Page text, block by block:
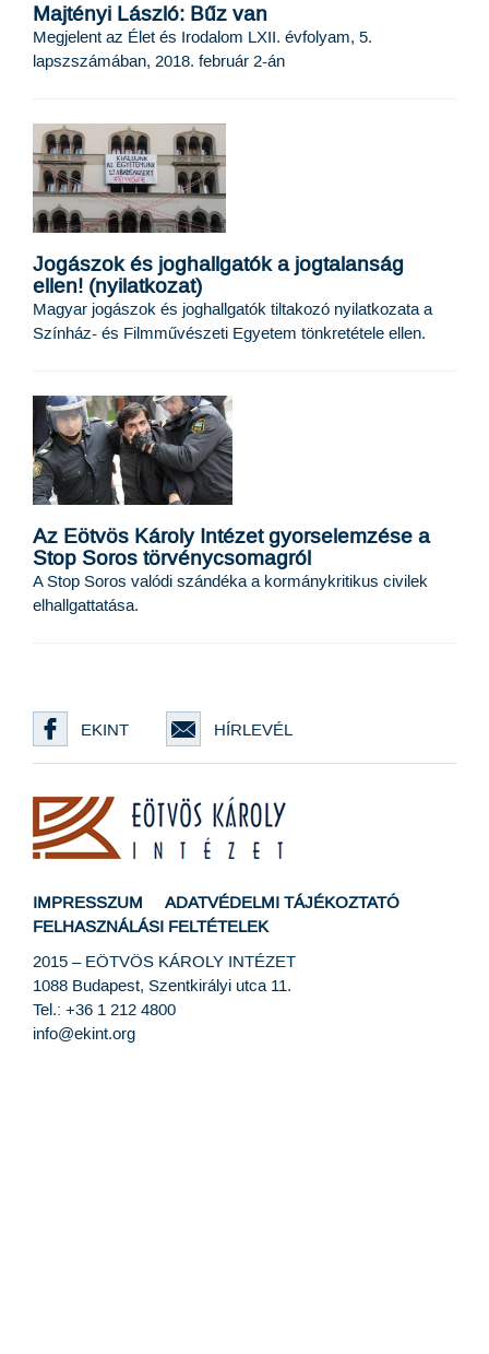
Majtényi László: Bűz van
Megjelent az Élet és Irodalom LXII. évfolyam, 5.
lapszszámában, 2018. február 2-án
Jogászok és joghallgatók a jogtalanság
ellen! (nyilatkozat)
Magyar jogászok és joghallgatók tiltakozó nyilatkozata a
Színház- és Filmművészeti Egyetem tönkretétele ellen.
Az Eötvös Károly Intézet gyorselemzése a
Stop Soros törvénycsomagról
A Stop Soros valódi szándéka a kormánykritikus civilek
elhallgattatása.
EKINT HÍRLEVÉL
IMPRESSZUM
ADATVÉDELMI TÁJÉKOZTATÓ
FELHASZNÁLÁSI FELTÉTELEK
2015 – EÖTVÖS KÁROLY INTÉZET
1088 Budapest, Szentkirályi utca 11.
Tel.: +36 1 212 4800
info@ekint.org